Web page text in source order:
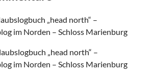
„head north“ –
im Norden – Schloss Marienburg
„head north“ –
im Norden – Schloss Marienburg